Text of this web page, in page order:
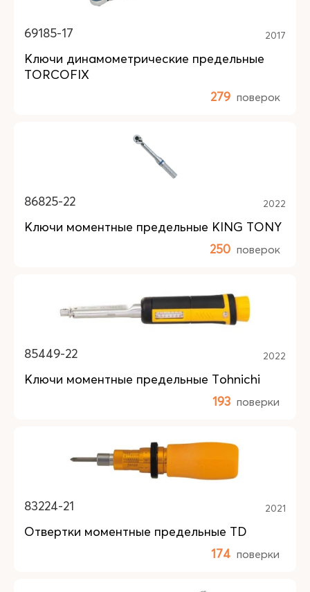
69185-17 2017
Ключи динамометрические предельные
TORCOFIX
279 поверок
86825-22 2022
Ключи моментные предельные KING TONY
250 поверок
85449-22 2022
Ключи моментные предельные Tohnichi
193 поверки
83224-21 2021
Отвертки моментные предельные TD
174 поверки